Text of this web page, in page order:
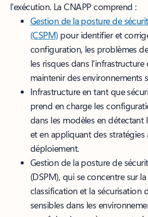
l'exécution. La CNAPP comprend :
Gestion de la posture de
(CSPM)pour identifier et
configuration, les problèmes
les risques dans
maintenir des environnements
Infrastructure en tant que
prend en charge les
dans les modèles en détectant
et en appliquant des stratégies
déploiement.
Gestion de la posture de
(DSPM), qui se concentre sur
classification et la sécurisation
sensibles dans les